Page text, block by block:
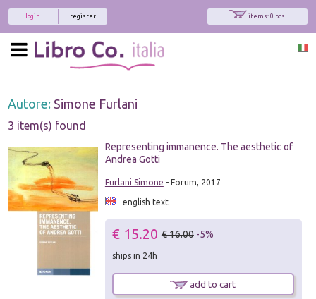
items: 0 pcs.
register
login
Autore: Simone Furlani
3 item(s) found
Representing immanence. The aesthetic of
Andrea Gotti
Furlani Simone - Forum, 2017
english text
€ 15.20 € 16.00 -5%
ships in 24h
add to cart